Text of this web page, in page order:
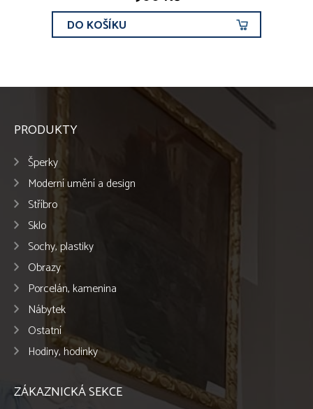
DO KOŠÍKU
PRODUKTY
Šperky
Moderní umění a design
Stříbro
Sklo
Sochy, plastiky
Obrazy
Porcelán, kamenina
Nábytek
Ostatní
Hodiny, hodinky
ZÁKAZNICKÁ SEKCE